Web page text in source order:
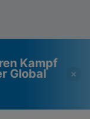
Kampf
Global